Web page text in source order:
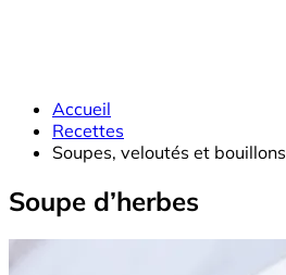
Accueil
Recettes
Soupes, veloutés et bouillons
Soupe d’herbes